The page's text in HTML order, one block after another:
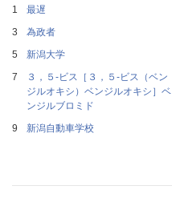
最遅
為政者
新潟大学
３，５‐ビス［３，５‐ビス（ベン
ジルオキシ）ベンジルオキシ］ベ
ンジルブロミド
新潟自動車学校